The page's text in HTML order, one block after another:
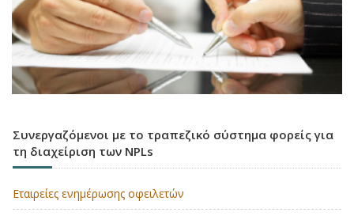
Συνεργαζόμενοι με το τραπεζικό σύστημα φορείς για
τη διαχείριση των NPLs
Εταιρείες ενημέρωσης οφειλετών